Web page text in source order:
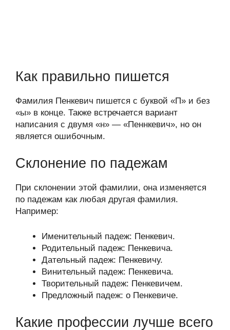
Как правильно пишется
Фамилия Пенкевич пишется с буквой «П» и без
«ы» в конце. Также встречается вариант
написания с двумя «н» — «Пеннкевич», но он
является ошибочным.
Склонение по падежам
При склонении этой фамилии, она изменяется
по падежам как любая другая фамилия.
Например:
Именительный падеж: Пенкевич.
Родительный падеж: Пенкевича.
Дательный падеж: Пенкевичу.
Винительный падеж: Пенкевича.
Творительный падеж: Пенкевичем.
Предложный падеж: о Пенкевиче.
Какие профессии лучше всего